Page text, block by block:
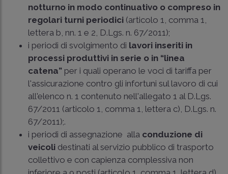
notturno in modo continuativo o compreso in
regolari turni periodici (articolo 1, comma 1,
lettera b, nn. 1 e 2, D.Lgs. n. 67/2011);
i periodi di svolgimento di lavori inseriti in
processi produttivi in serie o in “linea
catena” per i quali operano le voci di tariffa per
l'assicurazione contro gli infortuni sul lavoro di cui
all'elenco n. 1 contenuto nell'allegato 1 al D.Lgs.
67/2011 (articolo 1, comma 1, lettera c), D.Lgs. n.
67/2011 );.
i periodi di assegnazione alla conduzione di
veicoli destinati al servizio pubblico di trasporto
collettivo e con capienza complessiva non